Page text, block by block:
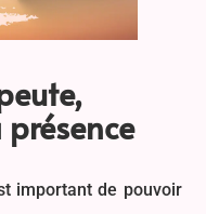
important de pouvoir